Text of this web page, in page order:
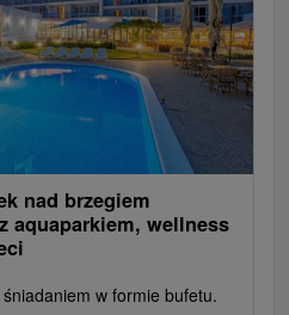
nad brzegiem
aquaparkiem, wellness
w formie bufetu.